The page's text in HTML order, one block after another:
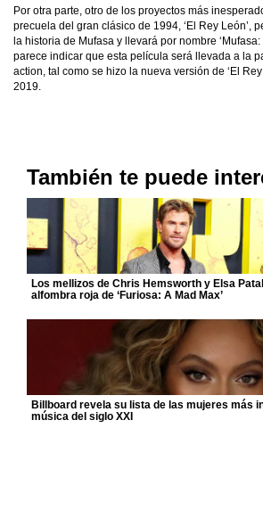
Por otra parte, otro de los proyectos más
precuela del gran clásico de 1994, ‘El Rey León’,
la historia de Mufasa y llevará por nombre
parece indicar que esta película será llevada a la
action, tal como se hizo la nueva versión de ‘El
2019.
También te puede
Los mellizos de Chris Hemsworth y Elsa
alfombra roja de ‘Furiosa: A Mad Max’
Billboard revela su lista de las mujeres más
música del siglo XXI